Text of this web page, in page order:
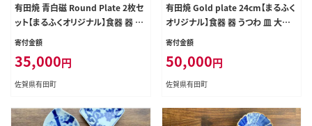
有田焼 青白磁 Round Plate 2枚セ
ット【まるふくオリジナル】食器 器 う
つわ 2枚 セット ペア 皿 大皿 プレー
青 ブルー 夏 波紋 シンプル おしゃれ
ギフト 電子レンジ対応 食洗機対応
寄付金額
35,000円
佐賀県有田町
有田焼 Gold plate 24cm【まるふく
オリジナル】食器 器 うつわ 皿 大皿
盛皿 メイン皿 パスタ皿 プレート ワ
万円 aq110
寄付金額
50,000円
佐賀県有田町